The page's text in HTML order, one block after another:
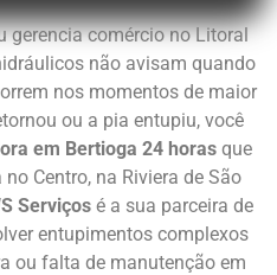
gerencia comércio no Litoral
não avisam quando
nos momentos de maior
ou a pia entupiu, você
em Bertioga 24 horasque
Centro, na Riviera de São
Serviçosé a sua parceira de
entupimentos complexos
ou falta de manutenção em